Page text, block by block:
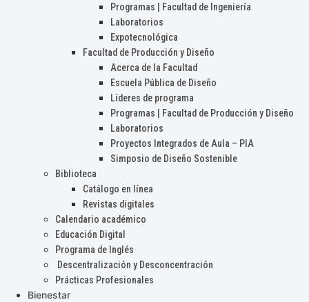
Programas | Facultad de Ingeniería
Laboratorios
Expotecnológica
Facultad de Producción y Diseño
Acerca de la Facultad
Escuela Pública de Diseño
Líderes de programa
Programas | Facultad de Producción y Diseño
Laboratorios
Proyectos Integrados de Aula – PIA
Simposio de Diseño Sostenible
Biblioteca
Catálogo en línea
Revistas digitales
Calendario académico
Educación Digital
Programa de Inglés
Descentralización y Desconcentración
Prácticas Profesionales
Bienestar